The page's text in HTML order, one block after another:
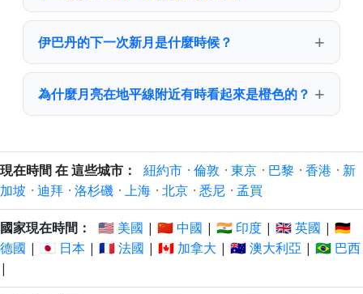
伊巴丹的下一次新月是什麼時候？
為什麼月亮在地平線附近有時看起來是橙色的？
現在時間 在 這些城市： 紐約市 · 倫敦 · 東京 · 巴黎 · 香港 · 新
加坡 · 迪拜 · 洛杉磯 · 上海 · 北京 · 悉尼 · 孟買
國家現在時間： 🇺🇸 美國 | 🇨🇳 中國 | 🇮🇳 印度 | 🇬🇧 英國 | 🇩🇪
德國 | 🇯🇵 日本 | 🇫🇷 法國 | 🇨🇦 加拿大 | 🇦🇺 澳大利亞 | 🇧🇷 巴西
|